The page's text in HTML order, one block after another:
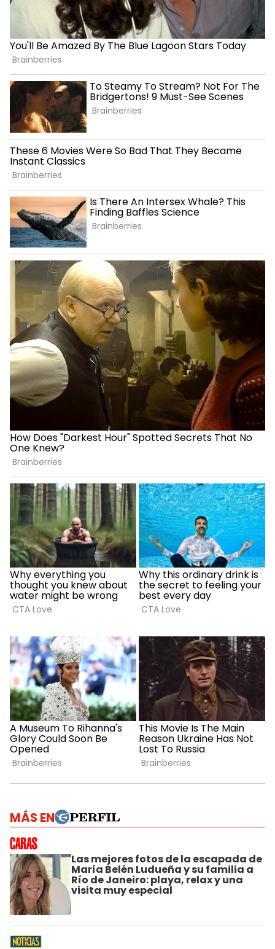
MÁS EN
Las mejores fotos de la escapada de
María Belén Ludueña y su familia a
Río de Janeiro: playa, relax y una
visita muy especial